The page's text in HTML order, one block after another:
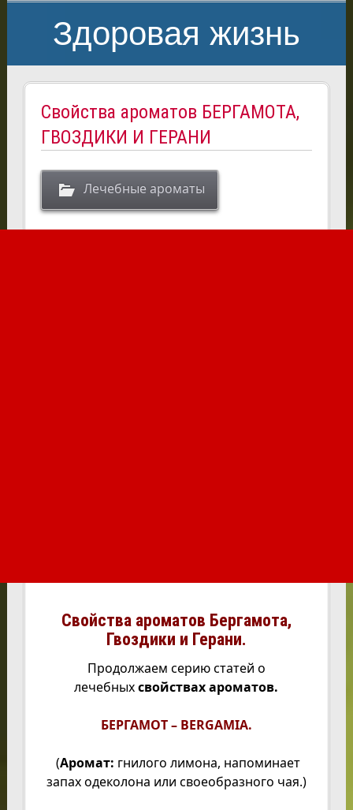
Здоровая жизнь
Свойства ароматов БЕРГАМОТА,
ГВОЗДИКИ И ГЕРАНИ
Лечебные ароматы
Свойства ароматов Бергамота,
Гвоздики и Герани.
Продолжаем серию статей о
лечебныхсвойствах ароматов.
БЕРГАМОТ – BERGAMIA.
(Аромат: гнилого лимона, напоминает
запах одеколона или своеобразного чая.)